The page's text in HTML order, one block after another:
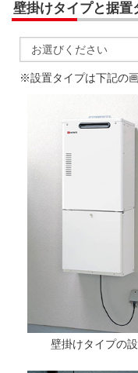
壁掛けタイプと据置
※設置タイプは下記の
壁掛けタイプの